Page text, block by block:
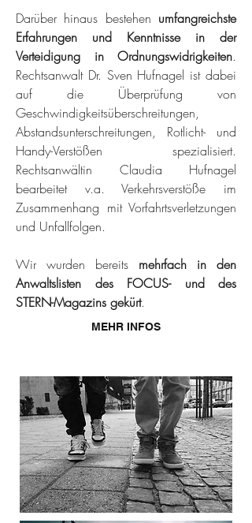
Darüber hinaus bestehen umfangreichste
Erfahrungen und Kenntnisse in der
Verteidigung in Ordnungswidrigkeiten.
Rechtsanwalt Dr. Sven Hufnagel ist dabei
auf die Überprüfung von
Geschwindigkeitsüberschreitungen,
Abstandsunterschreitungen, Rotlicht- und
Handy-Verstößen spezialisiert.
Rechtsanwältin Claudia Hufnagel
bearbeitet v.a. Verkehrsverstöße im
Zusammenhang mit Vorfahrtsverletzungen
und Unfallfolgen.
Wir wurden bereits mehrfach in den
Anwaltslisten des FOCUS- und des
STERN-Magazins gekürt.
MEHR INFOS